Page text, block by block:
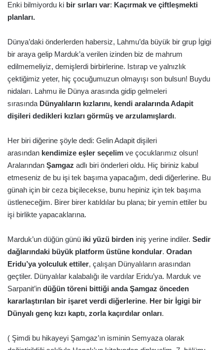
Enki bilmiyordu ki bir sırları var: Kaçırmak ve çiftleşmekti
planları.
Dünya’daki önderlerden habersiz, Lahmu’da büyük bir grup İgigi
bir araya gelip Marduk’a verilen izinden biz de mahrum
edilmemeliyiz, demişlerdi birbirlerine. Istırap ve yalnızlık
çektiğimiz yeter, hiç çocuğumuzun olmayışı son bulsun! Buydu
nidaları. Lahmu ile Dünya arasında gidip gelmeleri
sırasında Dünyalıların kızlarını, kendi aralarında Adapit
dişileri dedikleri kızları görmüş ve arzulamışlardı.
Her biri diğerine şöyle dedi: Gelin Adapit dişileri
arasından kendimize eşler seçelim ve çocuklarımız olsun!
Aralarından Şamgaz adlı biri önderleri oldu. Hiç biriniz kabul
etmeseniz de bu işi tek başıma yapacağım, dedi diğerlerine. Bu
günah için bir ceza biçilecekse, bunu hepiniz için tek başıma
üstleneceğim. Birer birer katıldılar bu plana; bir yemin ettiler bu
işi birlikte yapacaklarına.
Marduk’un düğün günü iki yüzü birden iniş yerine indiler. Sedir
dağlarındaki büyük platform üstüne kondular. Oradan
Eridu’ya yolculuk ettiler, çalışan Dünyalıların arasından
geçtiler. Dünyalılar kalabalığı ile vardılar Eridu’ya. Marduk ve
Sarpanit’in düğün töreni bittiği anda Şamgaz önceden
kararlaştırılan bir işaret verdi diğerlerine. Her bir İgigi bir
Dünyalı genç kızı kaptı, zorla kaçırdılar onları.
( Şimdi bu hikayeyi Şamgaz’ın isminin Semyaza olarak